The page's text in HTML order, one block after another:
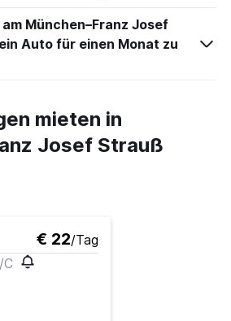
München–Franz Josef
Auto für einen Monat zu
mieten in
Josef Strauß
€ 22/Tag
C